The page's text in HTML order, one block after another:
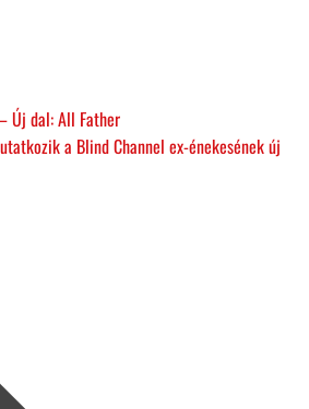
Új dal: All Father
a Blind Channel ex-énekesének új